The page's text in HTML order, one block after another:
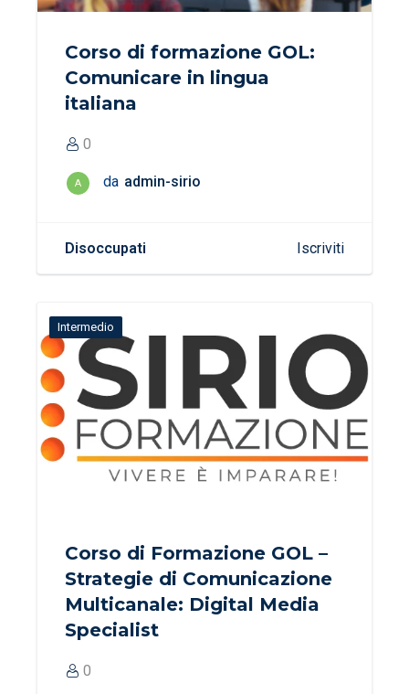
Corso di formazione GOL:
Comunicare in lingua
italiana
0
A da admin-sirio
Disoccupati Iscriviti
Intermedio
Corso di Formazione GOL –
Strategie di Comunicazione
Multicanale: Digital Media
Specialist
0